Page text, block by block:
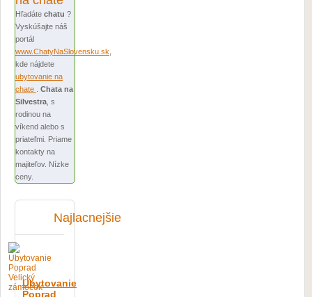
Hľadáte chatu ?
Vyskúšajte náš
portál
www.ChatyNaSlovensku.sk
kde nájdete
ubytovanie na
chate
Chata na
Silvestra , s
rodinou na
víkend alebo s
priateľmi. Priame
kontakty na
majiteľov. Nízke
ceny.
Najlacnejšie
Ubytovanie
Poprad